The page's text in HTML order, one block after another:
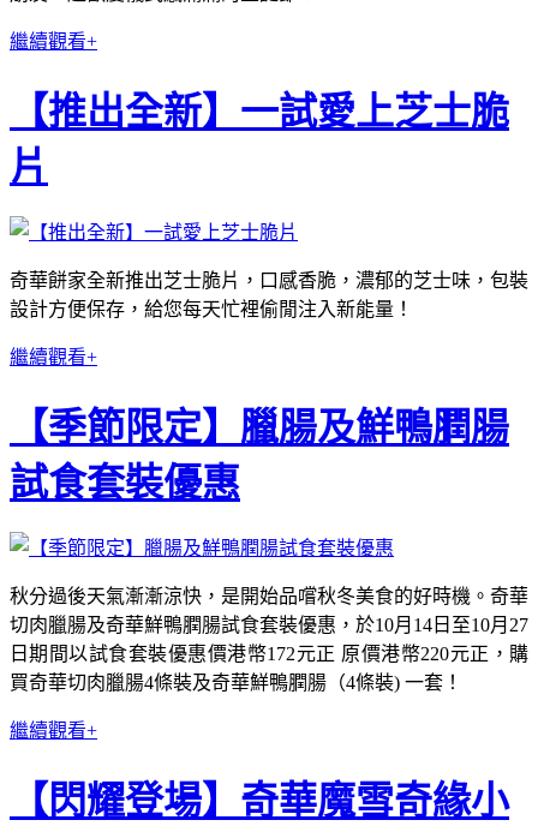
繼續觀看+
【推出全新】一試愛上芝士脆
片
奇華餅家全新推出芝士脆片，口感香脆，濃郁的芝士味，包裝
設計方便保存，給您每天忙裡偷閒注入新能量！
繼續觀看+
【季節限定】臘腸及鮮鴨膶腸
試食套裝優惠
秋分過後天氣漸漸涼快，是開始品嚐秋冬美食的好時機。奇華
切肉臘腸及奇華鮮鴨膶腸試食套裝優惠，於10月14日至10月27
日期間以試食套裝優惠價港幣172元正 原價港幣220元正，購
買奇華切肉臘腸4條裝及奇華鮮鴨膶腸（4條裝) 一套！
繼續觀看+
【閃耀登場】奇華魔雪奇緣小